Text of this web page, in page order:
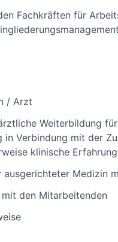
Fachkräften für
/ Arzt
Weiterbildung
in Verbindung mit der
klinische Erfahrung
ausgerichteter Medizin
den Mitarbeitenden